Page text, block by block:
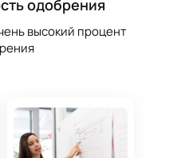
одобрения
высокий процент